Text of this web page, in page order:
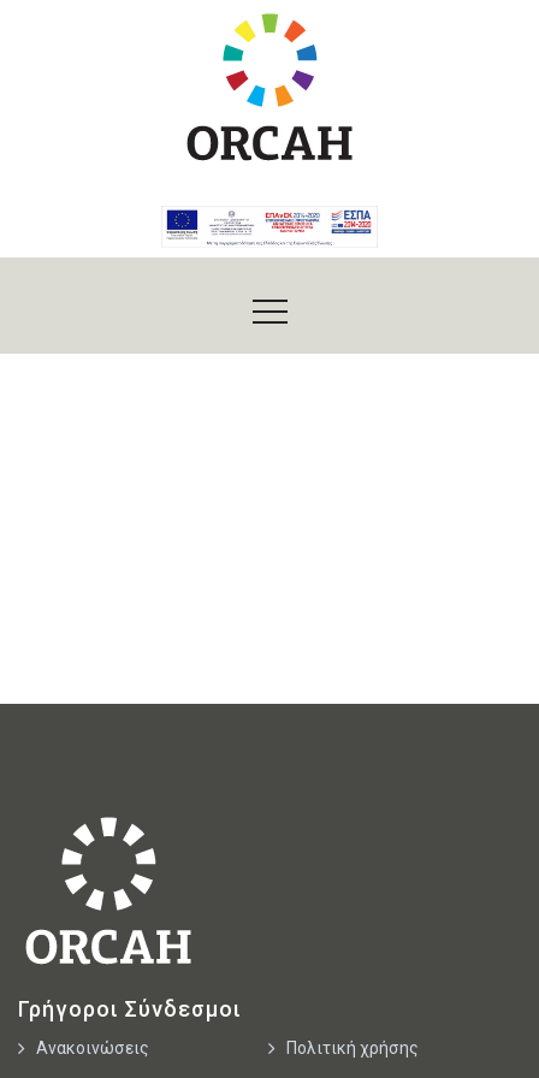
Γρήγοροι Σύνδεσμοι
Ανακοινώσεις Πολιτική χρήσης